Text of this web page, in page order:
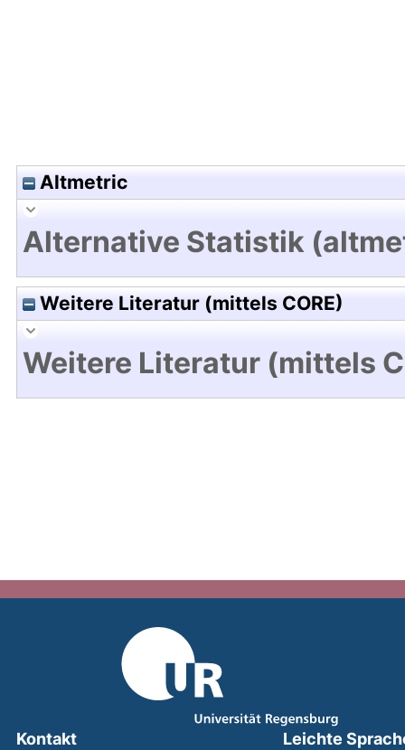
Altmetric
Alternative Statistik
Weitere Literatur (mittels CORE)
Weitere Literatur (mittels
Kontakt
Leichte